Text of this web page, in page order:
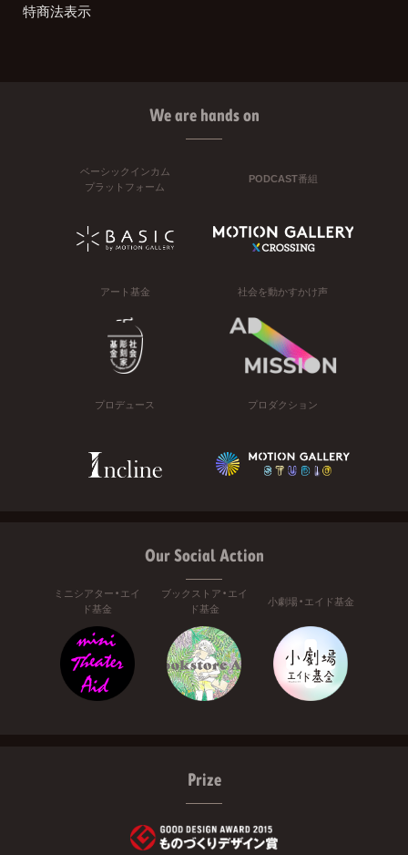
特商法表示
We are hands on
ベーシックインカム
プラットフォーム
PODCAST番組
アート基金 社会を動かすかけ声
プロデュース プロダクション
Our Social Action
ミニシアター・エイ
ド基金
ブックストア・エイ
ド基金
小劇場・エイド基金
Prize